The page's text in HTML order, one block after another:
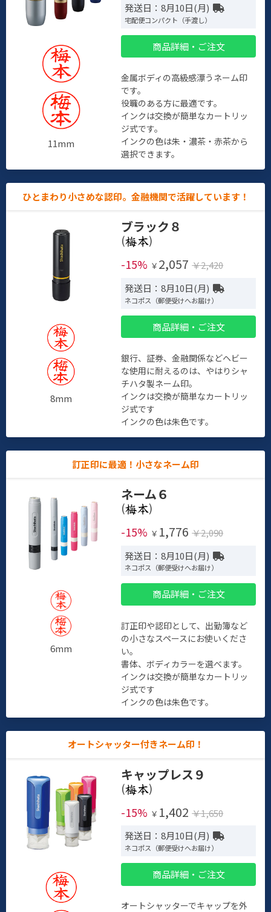
11mm
発送日：8月10日(月)
宅配便コンパクト（手渡し）
商品詳細・ご注文
金属ボディの高級感漂うネーム印
です。
役職のある方に最適です。
インクは交換が簡単なカートリッ
ジ式です。
インクの色は朱・濃茶・赤茶から
選択できます。
ひとまわり小さめな認印。金融機関で活躍しています！
8mm
ブラック８
(
)
-15% ￥ 2,057 ￥2,420
発送日：8月10日(月)
ネコポス（郵便受けへお届け）
商品詳細・ご注文
銀行、証券、金融関係などヘビー
な使用に耐えるのは、やはりシャ
チハタ製ネーム印。
インクは交換が簡単なカートリッ
ジ式です
インクの色は朱色です。
訂正印に最適！小さなネーム印
6mm
ネーム６
(
)
-15% ￥ 1,776 ￥2,090
発送日：8月10日(月)
ネコポス（郵便受けへお届け）
商品詳細・ご注文
訂正印や認印として、出勤簿など
の小さなスペースにお使いくださ
い。
書体、ボディカラーを選べます。
インクは交換が簡単なカートリッ
ジ式です
インクの色は朱色です。
オートシャッター付きネーム印！
キャップレス９
(
)
-15% ￥ 1,402 ￥1,650
発送日：8月10日(月)
ネコポス（郵便受けへお届け）
商品詳細・ご注文
オートシャッターでキャップを外